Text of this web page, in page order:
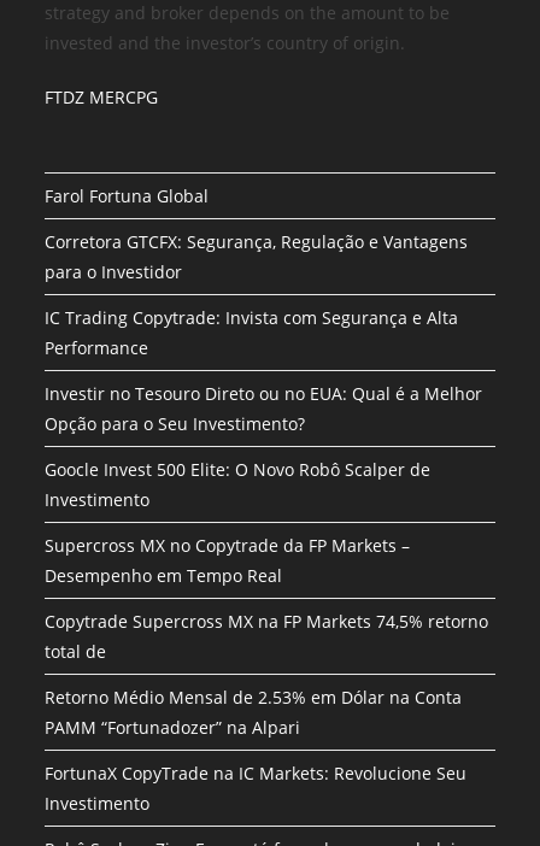
strategy and broker depends on the amount to be
invested and the investor’s country of origin.
FTDZ MERCPG
Farol Fortuna Global
Corretora GTCFX: Segurança, Regulação e Vantagens
para o Investidor
IC Trading Copytrade: Invista com Segurança e Alta
Performance
Investir no Tesouro Direto ou no EUA: Qual é a Melhor
Opção para o Seu Investimento?
Goocle Invest 500 Elite: O Novo Robô Scalper de
Investimento
Supercross MX no Copytrade da FP Markets –
Desempenho em Tempo Real
Copytrade Supercross MX na FP Markets 74,5% retorno
total de
Retorno Médio Mensal de 2.53% em Dólar na Conta
PAMM “Fortunadozer” na Alpari
FortunaX CopyTrade na IC Markets: Revolucione Seu
Investimento